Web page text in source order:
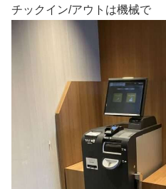
チックイン/アウトは機械で